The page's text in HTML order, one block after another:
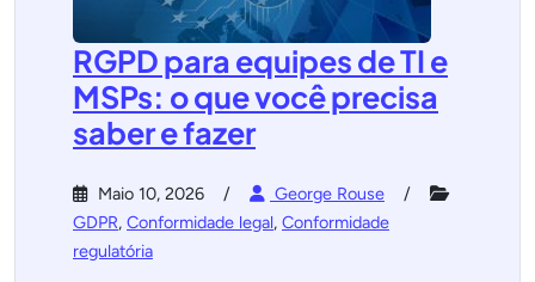
RGPD para equipes de TI e
MSPs: o que você precisa
saber e fazer
Maio 10, 2026
George Rouse
GDPR, Conformidade legal, Conformidade
regulatória